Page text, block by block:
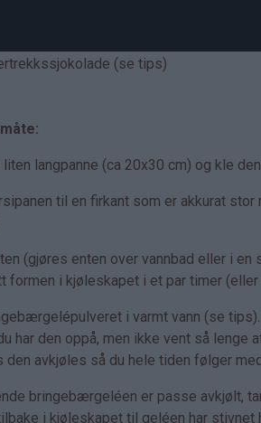
(se tips)
liten langpanne (ca 20x30 cm) og kle
til en firkant som er akkurat
(gjøres enten over vannbad eller i
formen i kjøleskapet i et par timer
i varmt vann (se
har den oppå, men ikke vent så
den avkjøles så du hele tiden følger
bringebærgeléen er passe avkjølt,
i kjøleskapet til geléen har